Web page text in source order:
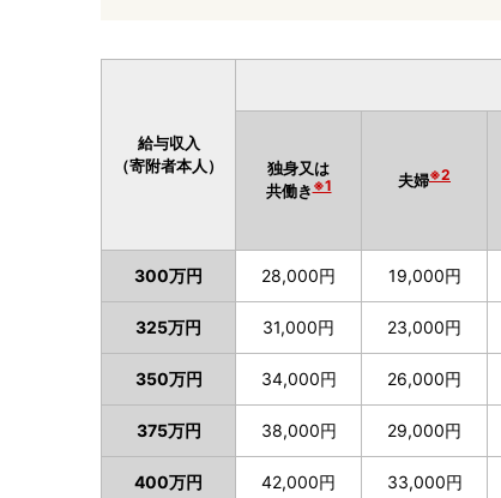
給与収入
（寄附者本人）
独身又は
共働き※1 夫婦※2
300万円 28,000円 19,000円
325万円 31,000円 23,000円
350万円 34,000円 26,000円
375万円 38,000円 29,000円
400万円 42,000円 33,000円